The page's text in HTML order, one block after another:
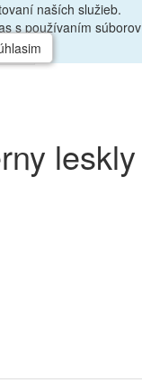
Menu
0
leskly
naších služieb.
s používaním súborov